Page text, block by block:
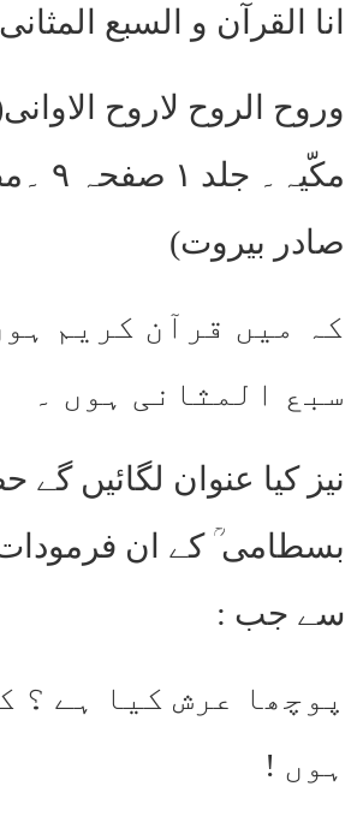
انا القرآن و السبع المثانی
وروح الروح لاروح
صادر بیروت)
کہ میں قرآن کریم
سبع المثانی ہوں ۔
نیز کیا عنوان لگائیں گے
بسطامی ؒ کے ان
سے جب :
پوچھا عرش کیا ہے ؟
ہوں !